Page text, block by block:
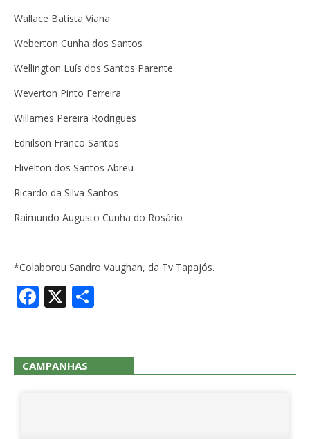
Wallace Batista Viana
Weberton Cunha dos Santos
Wellington Luís dos Santos Parente
Weverton Pinto Ferreira
Willames Pereira Rodrigues
Ednilson Franco Santos
Elivelton dos Santos Abreu
Ricardo da Silva Santos
Raimundo Augusto Cunha do Rosário
*Colaborou Sandro Vaughan, da Tv Tapajós.
Facebook
X
CAMPANHAS